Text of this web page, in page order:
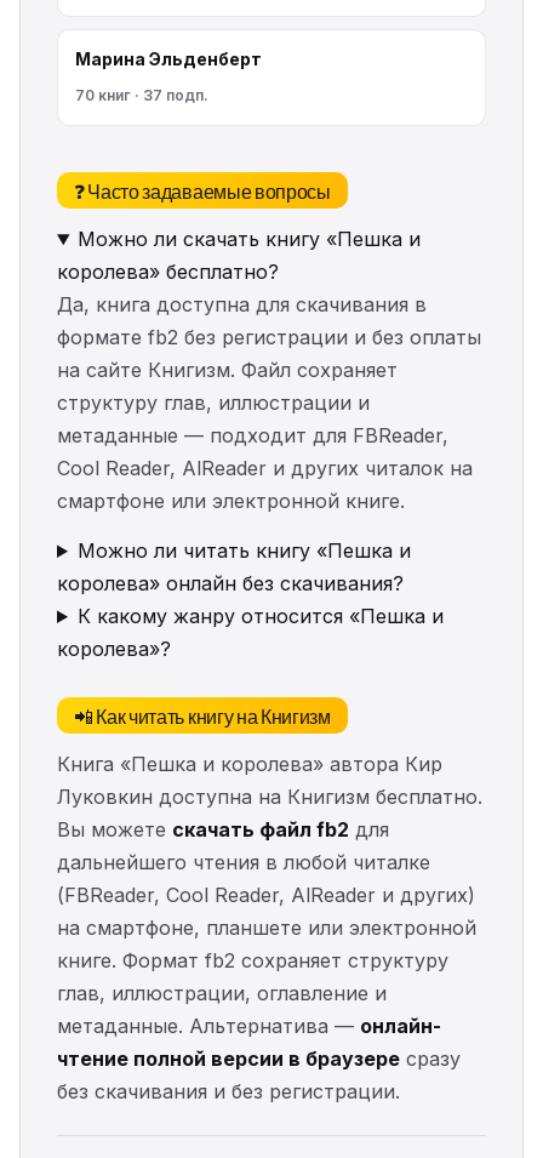
Марина Эльденберт
70 книг · 37 подп.
❓ Часто задаваемые вопросы
Можно ли скачать книгу «Пешка и
королева» бесплатно?
Да, книга доступна для скачивания в
формате fb2 без регистрации и без оплаты
на сайте Книгизм. Файл сохраняет
структуру глав, иллюстрации и
метаданные — подходит для FBReader,
Cool Reader, AlReader и других читалок на
смартфоне или электронной книге.
Можно ли читать книгу «Пешка и
королева» онлайн без скачивания?
К какому жанру относится «Пешка и
королева»?
📲 Как читать книгу на Книгизм
Книга «Пешка и королева» автора Кир
Луковкин доступна на Книгизм бесплатно.
Вы можете скачать файл fb2 для
дальнейшего чтения в любой читалке
(FBReader, Cool Reader, AlReader и других)
на смартфоне, планшете или электронной
книге. Формат fb2 сохраняет структуру
глав, иллюстрации, оглавление и
метаданные. Альтернатива — онлайн-
чтение полной версии в браузере сразу
без скачивания и без регистрации.